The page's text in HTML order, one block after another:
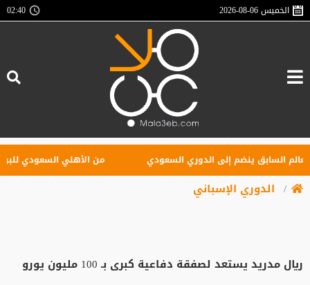
الخميس2026-08-06
02:40
ينضم إلى الدوري السعودي من الأهلي السعودي
الدوري الإسباني
ريال مدريد يستعد لصفقة دفاعية كبرى بـ 100 مليون يورو